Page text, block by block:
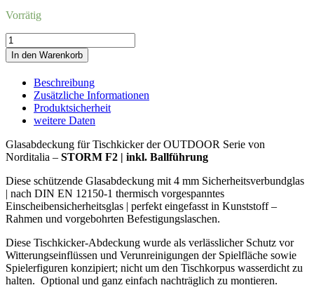
Vorrätig
Kicker
Glasabdeckung
STORM
Outdoor
inkl.
Ballführung
Menge
In den Warenkorb
Beschreibung
Zusätzliche Informationen
Produktsicherheit
weitere Daten
Glasabdeckung für Tischkicker der OUTDOOR Serie von
Norditalia – STORM F2 | inkl. Ballführung
Diese schützende Glasabdeckung mit 4 mm Sicherheitsverbundglas
| nach DIN EN 12150-1 thermisch vorgespanntes
Einscheibensicherheitsglas | perfekt eingefasst in Kunststoff –
Rahmen und vorgebohrten Befestigungslaschen.
Diese Tischkicker-Abdeckung wurde als verlässlicher Schutz vor
Witterungseinflüssen und Verunreinigungen der Spielfläche sowie
Spielerfiguren konzipiert; nicht um den Tischkorpus wasserdicht zu
halten. Optional und ganz einfach nachträglich zu montieren.